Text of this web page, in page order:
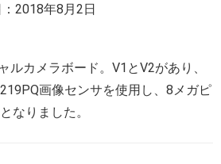
2018年8月2日
ルカメラボード。V1とV2があり、
画像センサを使用し、8メガピ
なりました。